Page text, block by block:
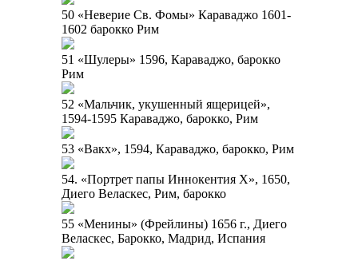
50 «Неверие Св. Фомы» Караваджо 1601-
1602 барокко Рим
51 «Шулеры» 1596, Караваджо, барокко
Рим
52 «Мальчик, укушенный ящерицей»,
1594-1595 Караваджо, барокко, Рим
53 «Вакх», 1594, Караваджо, барокко, Рим
54. «Портрет папы Иннокентия X», 1650,
Диего Веласкес, Рим, барокко
55 «Менины» (Фрейлины) 1656 г., Диего
Веласкес, Барокко, Мадрид, Испания